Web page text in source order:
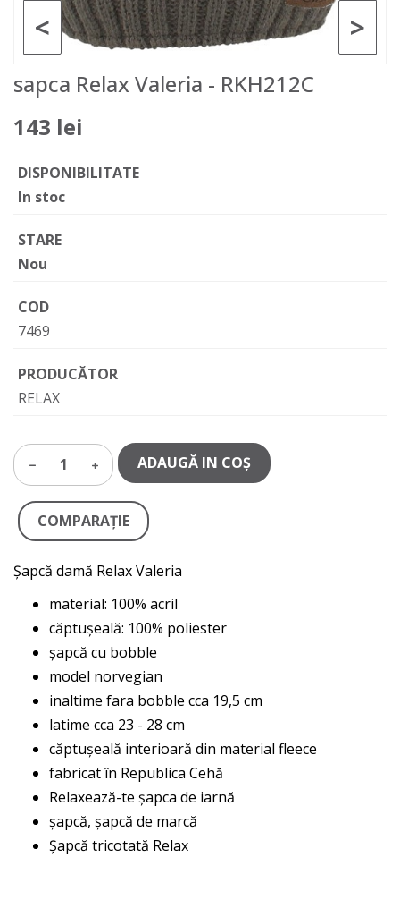
>
<
sapca Relax Valeria - RKH212C
143 lei
DISPONIBILITATE
In stoc
STARE
Nou
COD
7469
PRODUCĂTOR
RELAX
1 ADAUGĂ IN COŞ
COMPARAŢIE
Șapcă damă Relax Valeria
material: 100% acril
căptușeală: 100% poliester
șapcă cu bobble
model norvegian
inaltime fara bobble cca 19,5 cm
latime cca 23 - 28 cm
căptușeală interioară din material fleece
fabricat în Republica Cehă
Relaxează-te șapca de iarnă
șapcă, șapcă de marcă
Șapcă tricotată Relax